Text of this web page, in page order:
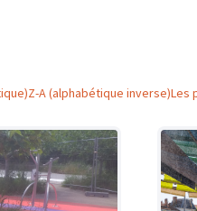
Z-A (alphabétique inverse)Les